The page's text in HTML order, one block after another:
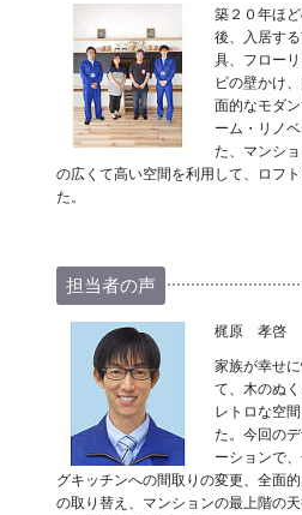
築２０年ほ
後、入居す
具、フロー
ビの壁かけ
面的なモダ
ーム・リノ
た、マンシ
の広くて高い空間を利用して、ロフ
た。
担当者の声
梶原 孝啓
家族が幸せ
て、木のぬ
レトロな空
た。今回の
ーションで
グキッチンへの間取りの変更、全面
の取り替え、マンションの最上階の